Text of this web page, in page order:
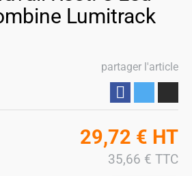
Lumitrack
partager l'article
29,72 € HT
35,66 € TTC